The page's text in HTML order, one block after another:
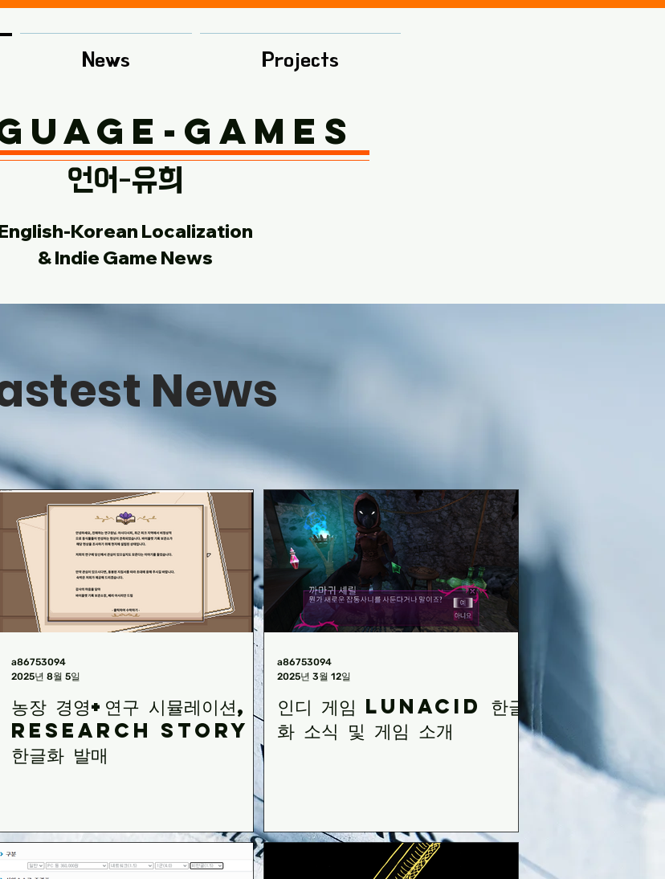
News Projects
Games
​언어-유희
Korean Localization
& Indie Game News
News
농장 경영+연구 시뮬레이션,
research story
한글화 발매
a86753094
2025년 8월 5일
인디 게임 Lunacid 한글
화 소식 및 게임 소개
a86753094
2025년 3월 12일